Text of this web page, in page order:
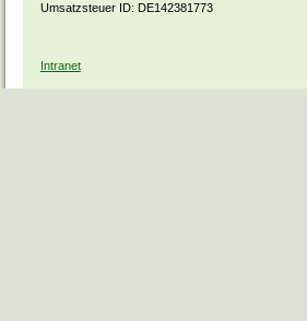
Umsatzsteuer ID: DE142381773
Intranet